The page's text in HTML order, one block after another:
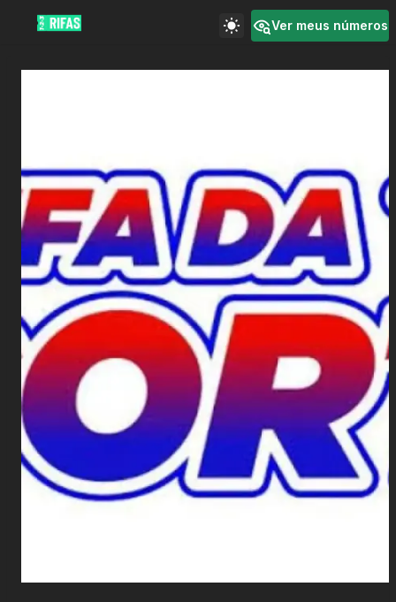
Ver meus números